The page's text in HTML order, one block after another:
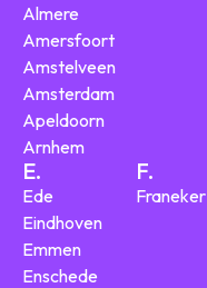
Almere
Amersfoort
Amstelveen
Amsterdam
Apeldoorn
Arnhem
E.
Ede
Eindhoven
Emmen
Enschede
F.
Franeker